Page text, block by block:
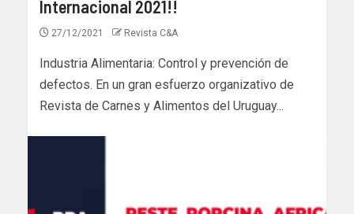
Internacional 2021!!
27/12/2021 Revista C&A
Industria Alimentaria: Control y prevención de
defectos. En un gran esfuerzo organizativo de
Revista de Carnes y Alimentos del Uruguay...